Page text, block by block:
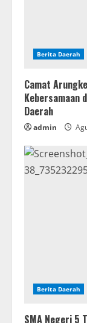
Berita Daerah
Camat
Kebersamaan
Daerah
admin
Berita Daerah
SMA Negeri 5